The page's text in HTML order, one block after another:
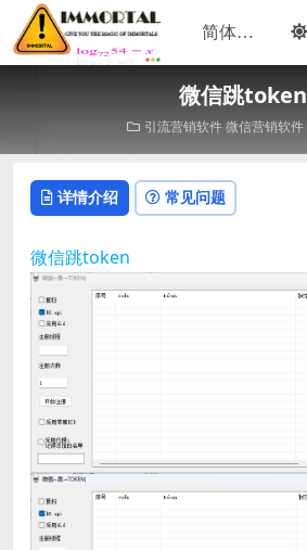
微信跳token
引流营销软件微信营销软件
详情介绍 常见问题
微信跳token